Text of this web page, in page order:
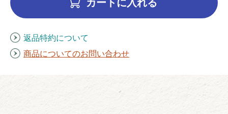
カートに入れる
返品特約について
商品についてのお問い合わせ